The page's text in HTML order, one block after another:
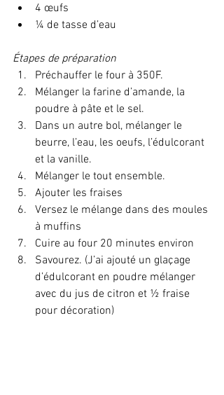
4 œufs
¼ de tasse d’eau
Étapes de préparation
Préchauffer le four à 350F.
Mélanger la farine d’amande, la
poudre à pâte et le sel.
Dans un autre bol, mélanger le
beurre, l’eau, les oeufs, l’édulcorant
et la vanille.
Mélanger le tout ensemble.
Ajouter les fraises
Versez le mélange dans des moules
à muffins
Cuire au four 20 minutes environ
Savourez. (J’ai ajouté un glaçage
d’édulcorant en poudre mélanger
avec du jus de citron et ½ fraise
pour décoration)